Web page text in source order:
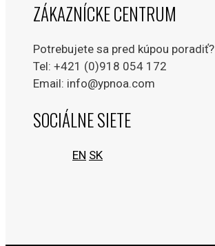
ZÁKAZNÍCKE CENTRUM
Potrebujete sa pred kúpou poradiť?
Tel: +421 (0)918 054 172
Email: info@ypnoa.com
SOCIÁLNE SIETE
EN SK